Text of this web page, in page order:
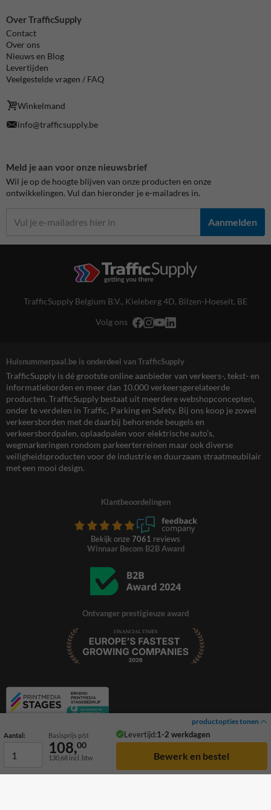
productopties tonen
Aantal: Basisprijs p/st Levertijd:1-2 werkdagen
108,00
130,68 incl. btw
Over TrafficSupply
Contact
Over ons
Nieuws en Blog
Levertijden
Veelgestelde vragen / FAQ
Winkelmand
info@trafficsupply.be
Meld je aan voor onze nieuwsbrief
Wil je op de hoogte blijven van onze producten en onze
ontwikkelingen. Vul dan hieronder je e-mailadres in.
Aanmelden
TrafficSupply Belgium B.V., Kieleberg 4D, Bilzen-Hoeselt, BE
Volg ons
Huisnummerpaal.be is onderdeel van TrafficSupply
TrafficSupply is dé grootste online aanbieder van verkeers-, tekst- en
informatieborden en meer dan 10.000 verkeersgerelateerde
producten. TrafficSupply bestaat uit meerdere webshopconcepten,
onder te verdelen in Traffic, Parking en Safety. Bij ons koop je zowel
verkeersborden met de daarbij behorende beugels en
verkeersbordpalen, oplaadpalen voor elektrische auto’s,
wegmarkeringen rondom parkeerterreinen maar ook diverse
veiligheidsproducten voor de industrie en duurzaam straatmeubilair
met een mooi design.
Klantbeoordelingen
Bekijk onze 7061 reviews
Winnaar Becom B2B Award
Ontvanger prestigieuze award
© 2026 TrafficSupply. Alle rechten voorbehouden.